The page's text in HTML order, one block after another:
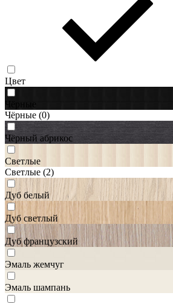
Цвет
Чёрные
Чёрные (0)
Чёрный абрикос
Светлые
Светлые (2)
Дуб белый
Дуб светлый
Дуб французский
Эмаль жемчуг
Эмаль шампань